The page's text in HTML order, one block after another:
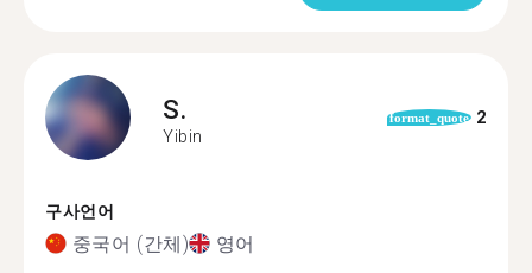
S.
Yibin
format_quote 2
구사언어
중국어 (간체) 영어